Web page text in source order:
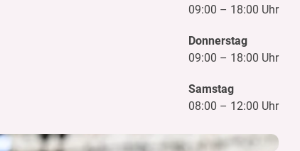
09:00 – 18:00 Uhr
Donnerstag
09:00 – 18:00 Uhr
Samstag
08:00 – 12:00 Uhr